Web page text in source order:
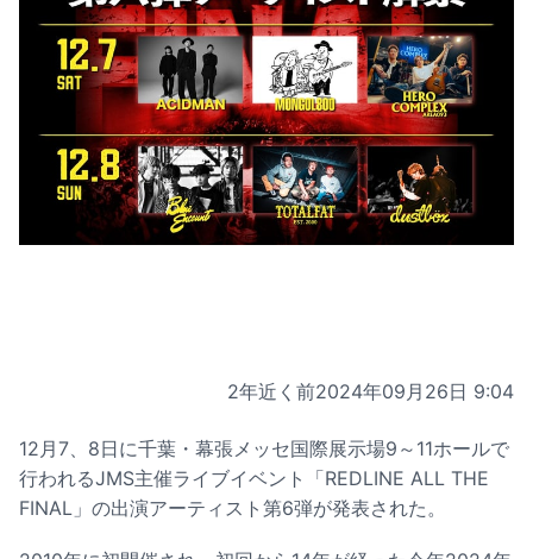
2年近く前2024年09月26日 9:04
12月7、8日に千葉・幕張メッセ国際展示場9～11ホールで
行われるJMS主催ライブイベント「REDLINE ALL THE
FINAL」の出演アーティスト第6弾が発表された。